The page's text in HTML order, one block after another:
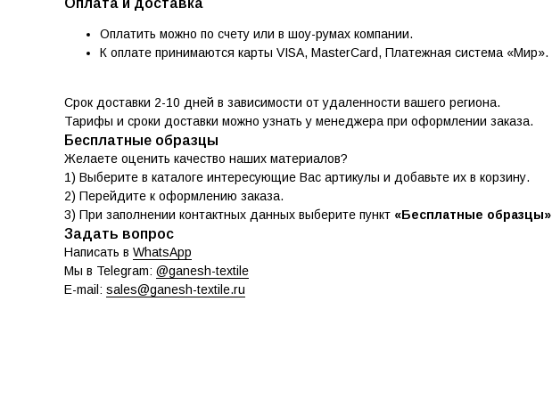
Оплата и доставка
Оплатить можно по счету или в шоу-румах компании.
К оплате принимаются карты VISA, MasterCard, Платежная система «Мир».
Срок доставки 2-10 дней в зависимости от удаленности вашего региона.
Тарифы и сроки доставки можно узнать у менеджера при оформлении заказа.
Бесплатные образцы
Желаете оценить качество наших материалов?
1) Выберите в каталоге интересующие Вас артикулы и добавьте их в корзину.
2) Перейдите к оформлению заказа.
3) При заполнении контактных данных выберите пункт «Бесплатные образцы»
Задать вопрос
Написать в WhatsApp
Мы в Telegram: @ganesh-textile
E-mail: sales@ganesh-textile.ru